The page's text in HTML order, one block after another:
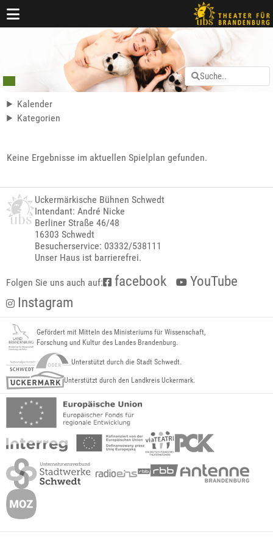
Kalender
Kategorien
Keine Ergebnisse im aktuellen Spielplan gefunden.
Uckermärkische Bühnen Schwedt
Intendant: André Nicke
Berliner Straße 46/48
16303 Schwedt
Besucherservice: 03332/538111
Unser Haus ist barrierefrei.
Folgen Sie uns auch auf: facebook
YouTube
Instagram
Gefördert mit Mitteln des Ministeriums für Wissenschaft,
Forschung und Kultur des Landes Brandenburg.
Unterstützt durch die Stadt Schwedt.
Unterstützt durch den Landkreis Uckermark.